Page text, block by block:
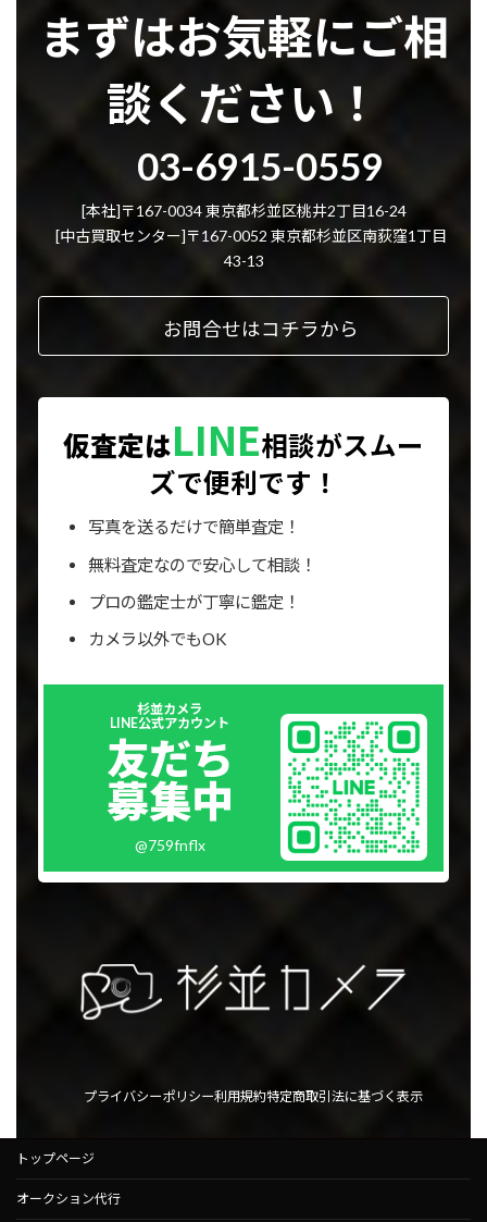
まずはお気軽にご相
談ください！
03-6915-0559
[本社]〒167-0034 東京都杉並区桃井2丁目16-24
[中古買取センター]〒167-0052 東京都杉並区南荻窪1丁目
43-13
お問合せはコチラから
仮査定はLINE相談がスムー
ズで便利です！
写真を送るだけで簡単査定！
無料査定なので安心して相談！
プロの鑑定士が丁寧に鑑定！
カメラ以外でもOK
杉並カメラ
LINE公式アカウント
友だち
募集中
@759fnflx
プライバシーポリシー利用規約特定商取引法に基づく表示
トップページ
オークション代行